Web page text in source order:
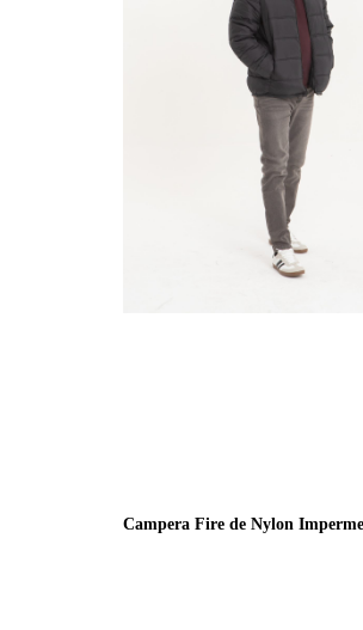
Campera Fire de Nylon